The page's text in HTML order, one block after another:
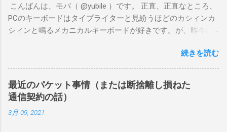
こんばんは、モバ（ @yubile ）です。 正直、正直なところ、
PCのキーボードはタイプライターと見紛うほどのカシィンカ
シィンと鳴るメカニカルキーボードが好きです。が、昨今は
時代の流れには抗えません。 そんなわけで半ば衝動買いした
のが、富士通の FMV Comfort Keyboard KB800 です。この記
事を書いている今、Amazonには入荷しておらず、メーカーの
オンラインショップでも品切れ中のようです。 ちなみに私
は、近所のケーズデンキに1台残っていたのを運良く衝動買い
できました（？）。直前に同じケーズデンキで Logicool
続きを読む
最近のパケット事情（または断捨離し損ねた
通信契約の話）
3月 09, 2021